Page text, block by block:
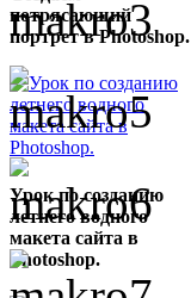
потрясающий
портрет в Photoshop.
Урок по созданию
летнего водного
макета сайта в
Photoshop.